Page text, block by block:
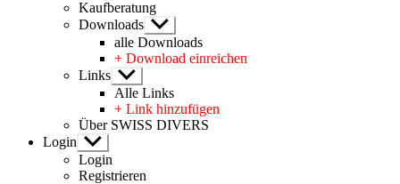
Kaufberatung
Downloads Untermenü
anzeigen
alle Downloads
+ Download einreichen
Links Untermenü
anzeigen
Alle Links
+ Link hinzufügen
Über SWISS DIVERS
Login Untermenü
anzeigen
Login
Registrieren